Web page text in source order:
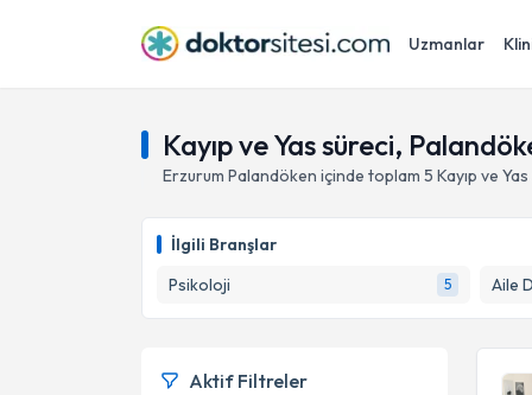
Uzmanlar
Kayıp ve Yas süreci,
Erzurum Palandöken içinde toplam 5 Kayıp ve
İlgili Branşlar
Psikoloji
5 Aile
Aktif Filtreler